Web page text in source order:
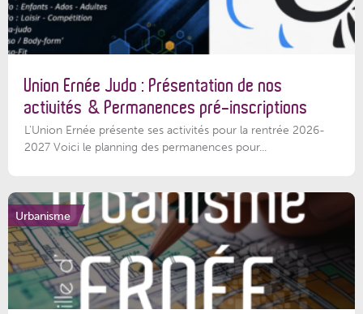
Union Ernée Judo : Présentation de nos
activités & Permanences pré-inscriptions
L'Union Ernée présente ses activités pour la rentrée 2026-
2027 Voici le planning des permanences pour...
Urbanisme